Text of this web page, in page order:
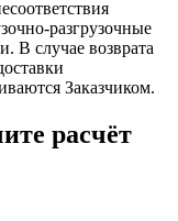
разгрузочные
В случае возврата
Заказчиком.
расчёт